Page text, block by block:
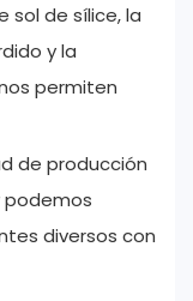
sol de sílice, la
y la
permiten
de producción
podemos
diversos con